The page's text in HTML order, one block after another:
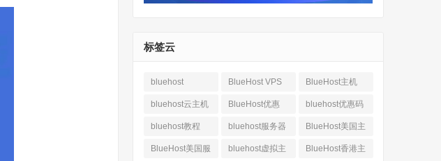
标签云
bluehost BlueHost VPS BlueHost主机
bluehost云主机 BlueHost优惠 bluehost优惠码
bluehost教程 bluehost服务器
BlueHost美国主
机
BlueHost美国服
bluehost虚拟主
BlueHost香港主